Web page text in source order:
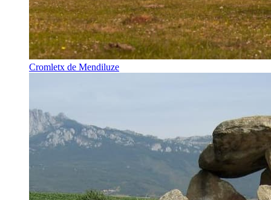
Cromletx de Mendiluze